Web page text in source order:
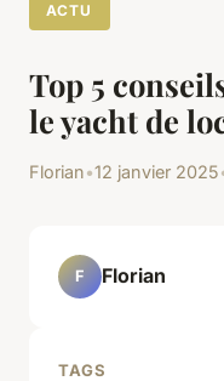
ACTU
Top 5
le yacht de
Florian•12 janvier 2025
F Florian
TAGS